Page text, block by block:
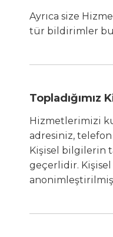
Ayrıca size
tür bildirimler bu
Topladığımız
Hizmetlerimizi
adresiniz,
Kişisel bilgilerin
geçerlidir.